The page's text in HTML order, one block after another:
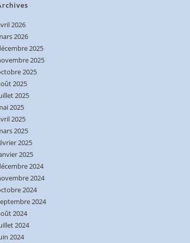
2026
2026
2025
2025
2025
2025
2025
2025
2025
2025
2025
2025
2024
2024
2024
2024
2024
2024
2024